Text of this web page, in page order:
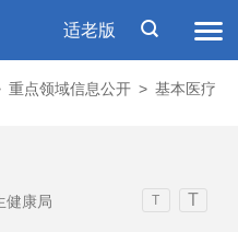
适老版
重点领域信息公开 > 基本医疗
健康局 T T